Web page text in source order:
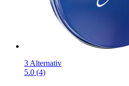
3 Alternativ
5.0 (4)